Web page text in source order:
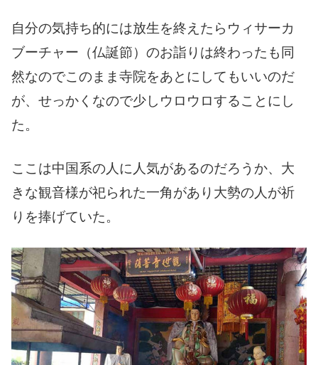
自分の気持ち的には放生を終えたらウィサーカ
ブーチャー（仏誕節）のお詣りは終わったも同
然なのでこのまま寺院をあとにしてもいいのだ
が、せっかくなので少しウロウロすることにし
た。
ここは中国系の人に人気があるのだろうか、大
きな観音様が祀られた一角があり大勢の人が祈
りを捧げていた。